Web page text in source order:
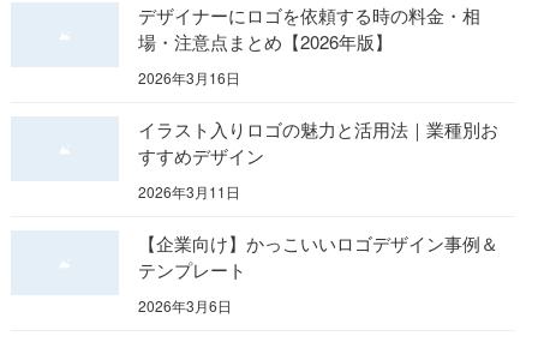
デザイナーにロゴを依頼する時の料金・相
場・注意点まとめ【2026年版】
2026年3月16日
イラスト入りロゴの魅力と活用法｜業種別お
すすめデザイン
2026年3月11日
【企業向け】かっこいいロゴデザイン事例＆
テンプレート
2026年3月6日